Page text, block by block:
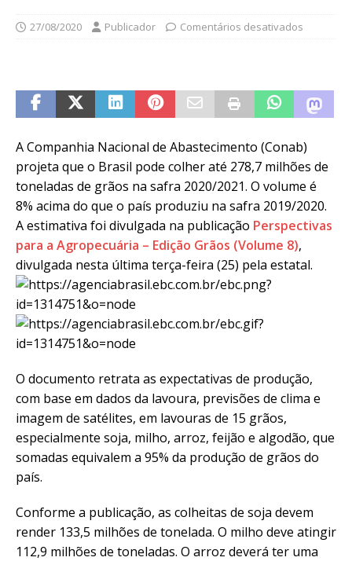
27/08/2020 Publicador Comentários desativados
A Companhia Nacional de Abastecimento (Conab)
projeta que o Brasil pode colher até 278,7 milhões de
toneladas de grãos na safra 2020/2021. O volume é
8% acima do que o país produziu na safra 2019/2020.
A estimativa foi divulgada na publicação Perspectivas
para a Agropecuária – Edição Grãos (Volume 8),
divulgada nesta última terça-feira (25) pela estatal.
O documento retrata as expectativas de produção,
com base em dados da lavoura, previsões de clima e
imagem de satélites, em lavouras de 15 grãos,
especialmente soja, milho, arroz, feijão e algodão, que
somadas equivalem a 95% da produção de grãos do
país.
Conforme a publicação, as colheitas de soja devem
render 133,5 milhões de tonelada. O milho deve atingir
112,9 milhões de toneladas. O arroz deverá ter uma